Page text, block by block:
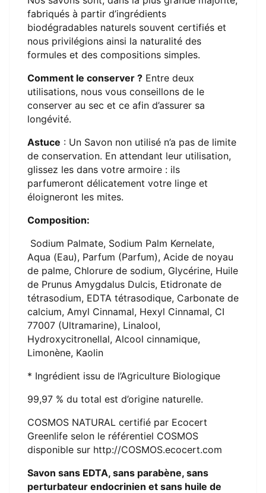
fabriqués à partir d’ingrédients
biodégradables naturels souvent certifiés et
nous privilégions ainsi la naturalité des
formules et des compositions simples.
Comment le conserver ? Entre deux
utilisations, nous vous conseillons de le
conserver au sec et ce afin d’assurer sa
longévité.
Astuce : Un Savon non utilisé n’a pas de limite
de conservation. En attendant leur utilisation,
glissez les dans votre armoire : ils
parfumeront délicatement votre linge et
éloigneront les mites.
Composition:
Sodium Palmate, Sodium Palm Kernelate,
Aqua (Eau), Parfum (Parfum), Acide de noyau
de palme, Chlorure de sodium, Glycérine, Huile
de Prunus Amygdalus Dulcis, Etidronate de
tétrasodium, EDTA tétrasodique, Carbonate de
calcium, Amyl Cinnamal, Hexyl Cinnamal, CI
77007 (Ultramarine), Linalool,
Hydroxycitronellal, Alcool cinnamique,
Limonène, Kaolin
* Ingrédient issu de l’Agriculture Biologique
99,97 % du total est d’origine naturelle.
COSMOS NATURAL certifié par Ecocert
Greenlife selon le référentiel COSMOS
disponible sur http://COSMOS.ecocert.com
Savon sans EDTA, sans parabène, sans
perturbateur endocrinien et sans huile de